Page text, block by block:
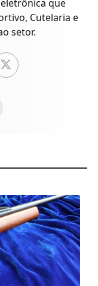
que
Cutelaria e
setor.